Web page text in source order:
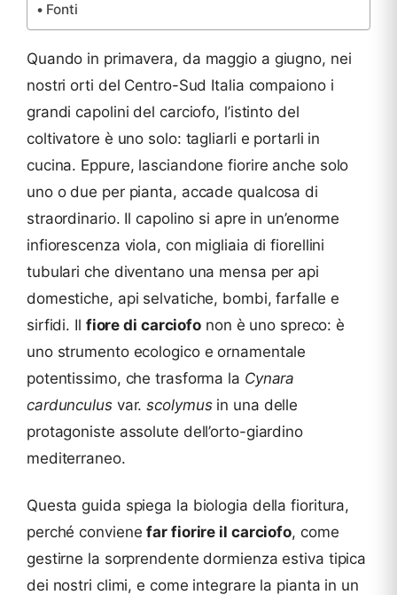
Fonti
Quando in primavera, da maggio a giugno, nei
nostri orti del Centro-Sud Italia compaiono i
grandi capolini del carciofo, l’istinto del
coltivatore è uno solo: tagliarli e portarli in
cucina. Eppure, lasciandone fiorire anche solo
uno o due per pianta, accade qualcosa di
straordinario. Il capolino si apre in un’enorme
infiorescenza viola, con migliaia di fiorellini
tubulari che diventano una mensa per api
domestiche, api selvatiche, bombi, farfalle e
sirfidi. Il fiore di carciofo non è uno spreco: è
uno strumento ecologico e ornamentale
potentissimo, che trasforma la Cynara
cardunculusvar.scolymusin una delle
protagoniste assolute dell’orto-giardino
mediterraneo.
Questa guida spiega la biologia della fioritura,
perché convienefar fiorire il carciofo, come
gestirne la sorprendente dormienza estiva tipica
dei nostri climi, e come integrare la pianta in un